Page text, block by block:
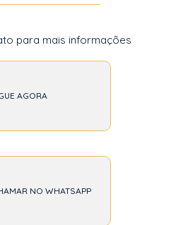
para mais informações
AGORA
NO WHATSAPP